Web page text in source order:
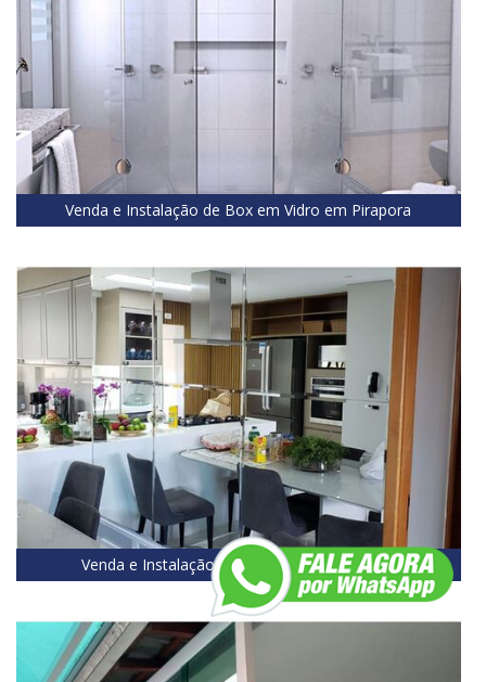
Venda e Instalação de Box em Vidro em Pirapora
Venda e Instalação de Espelhos em Pirapora